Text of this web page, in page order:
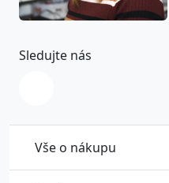
Vše o nákupu
Sledujte nás